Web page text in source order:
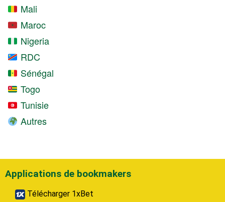
Mali
Maroc
Nigeria
RDC
Sénégal
Togo
Tunisie
Autres
Applications de bookmakers
Télécharger 1xBet